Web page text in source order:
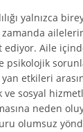
yalnızca
zamanda
ediyor. Aile
psikolojik
yan etkileri
ve sosyal
neden
olumsuz